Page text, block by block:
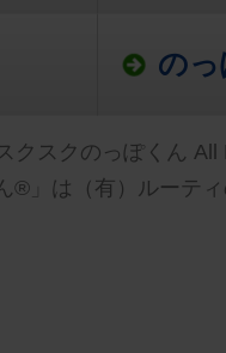
の
スクのっぽくん All
®」は（有）ルーテ